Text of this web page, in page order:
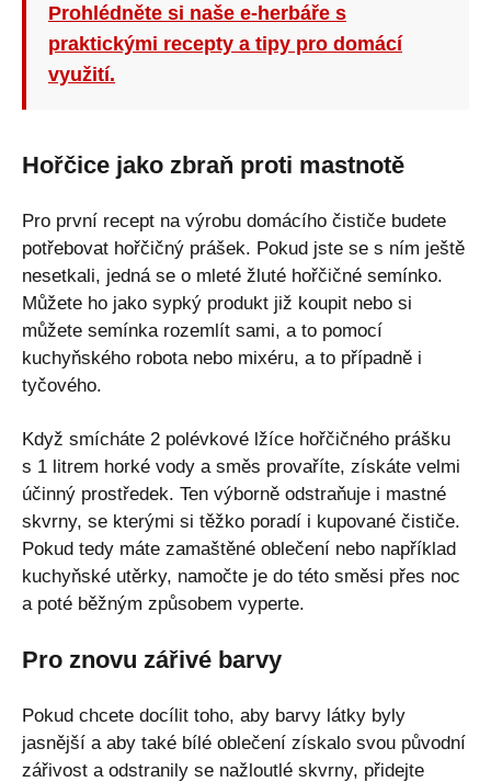
Prohlédněte si naše e-herbáře s
praktickými recepty a tipy pro domácí
využití.
Hořčice jako zbraň proti mastnotě
Pro první recept na výrobu domácího čističe budete
potřebovat hořčičný prášek. Pokud jste se s ním ještě
nesetkali, jedná se o mleté žluté hořčičné semínko.
Můžete ho jako sypký produkt již koupit nebo si
můžete semínka rozemlít sami, a to pomocí
kuchyňského robota nebo mixéru, a to případně i
tyčového.
Když smícháte 2 polévkové lžíce hořčičného prášku
s 1 litrem horké vody a směs provaříte, získáte velmi
účinný prostředek. Ten výborně odstraňuje i mastné
skvrny, se kterými si těžko poradí i kupované čističe.
Pokud tedy máte zamaštěné oblečení nebo například
kuchyňské utěrky, namočte je do této směsi přes noc
a poté běžným způsobem vyperte.
Pro znovu zářivé barvy
Pokud chcete docílit toho, aby barvy látky byly
jasnější a aby také bílé oblečení získalo svou původní
zářivost a odstranily se nažloutlé skvrny, přidejte